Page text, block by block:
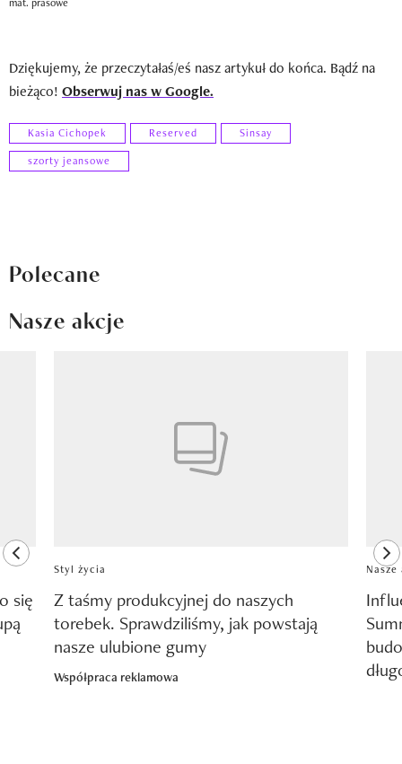
Dziękujemy, że przeczytałaś/eś nasz artykuł do końca. Bądź na
bieżąco! Obserwuj nas w Google.
Kasia Cichopek Reserved
Sinsay
szorty jeansowe
Polecane
Nasze akcje
previous element
się
Styl życia
Z taśmy produkcyjnej do naszych
torebek. Sprawdziliśmy, jak powstają
nasze ulubione gumy
Współpraca reklamowa